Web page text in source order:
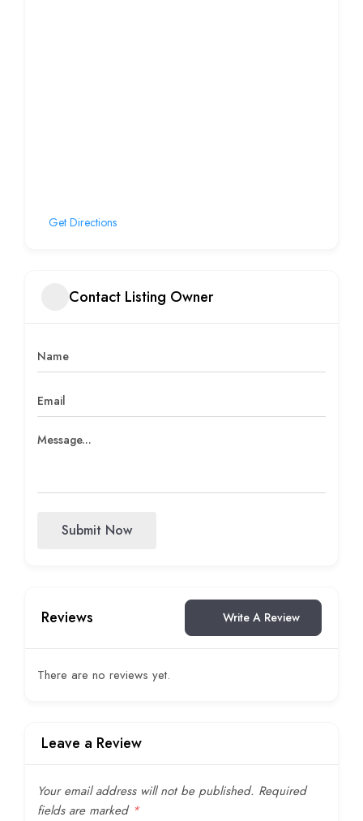
Get Directions
Contact Listing Owner
Submit Now
Reviews Write A Review
There are no reviews yet.
Leave a Review
Your email address will not be published. Required
fields are marked *